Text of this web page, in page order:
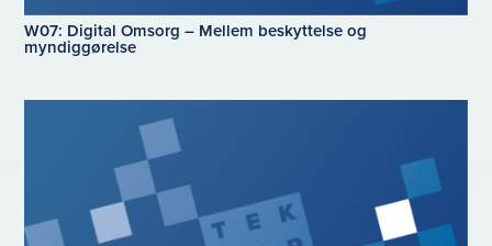
W07: Digital Omsorg – Mellem beskyttelse og
myndiggørelse